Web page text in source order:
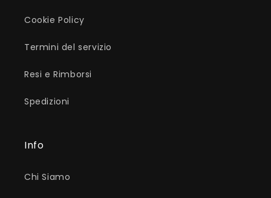
Cookie Policy
Termini del servizio
Resi e Rimborsi
Spedizioni
Info
Chi Siamo